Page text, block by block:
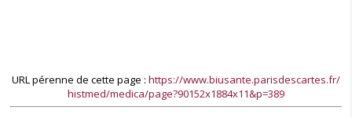
URL pérenne de cette page : https://www.biusante.parisdescartes.fr/
histmed/medica/page?90152x1884x11&p=389